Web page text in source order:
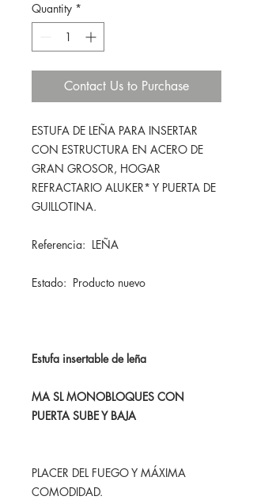
Quantity *
Contact Us to Purchase
ESTUFA DE LEÑA PARA INSERTAR
CON ESTRUCTURA EN ACERO DE
GRAN GROSOR, HOGAR
REFRACTARIO ALUKER* Y PUERTA DE
GUILLOTINA.
Referencia: LEÑA
Estado: Producto nuevo
Estufa insertable de leña
MA SL MONOBLOQUES CON
PUERTA SUBE Y BAJA
PLACER DEL FUEGO Y MÁXIMA
COMODIDAD.